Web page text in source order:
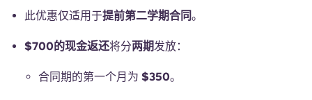
此优惠仅适用于提前第二学期合同。
$700的现金返还将分两期发放：
合同期的第一个月为 $350。